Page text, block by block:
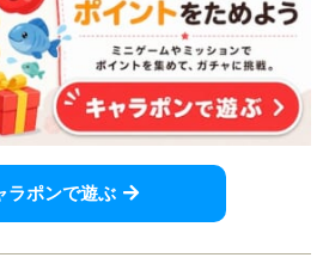
ラポンで遊ぶ